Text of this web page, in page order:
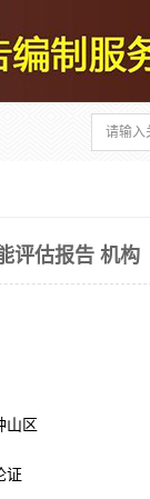
评估报告 机构
山区
证